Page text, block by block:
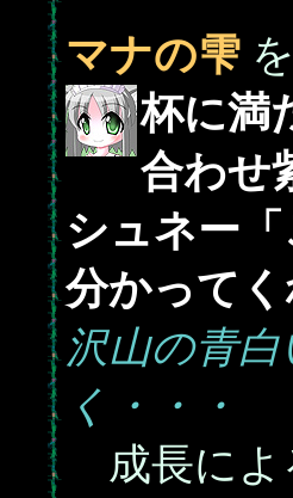
マナの雫
杯に満
合わせ
シュネー
分かって
沢山の青
く・・・
成長によ